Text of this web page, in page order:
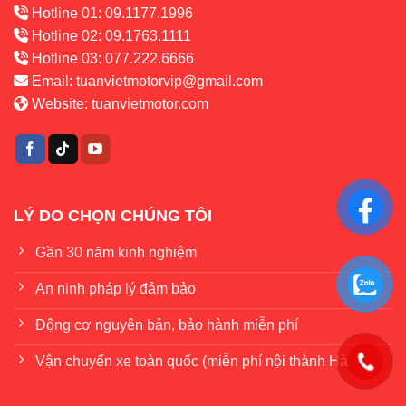
Hotline 01: 09.1177.1996
Hotline 02: 09.1763.1111
Hotline 03: 077.222.6666
Email: tuanvietmotorvip@gmail.com
Website: tuanvietmotor.com
LÝ DO CHỌN CHÚNG TÔI
Gần 30 năm kinh nghiệm
An ninh pháp lý đảm bảo
Động cơ nguyên bản, bảo hành miễn phí
Vận chuyển xe toàn quốc (miễn phí nội thành Hà Nội)